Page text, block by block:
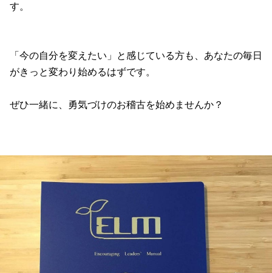
す。
「今の自分を変えたい」と感じている方も、あなたの毎日
がきっと変わり始めるはずです。
ぜひ一緒に、勇気づけのお稽古を始めませんか？